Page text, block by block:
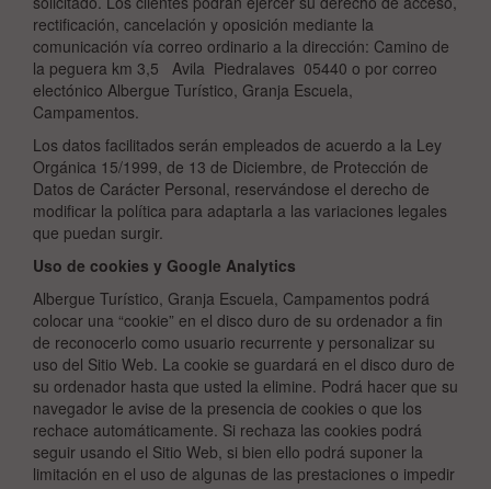
rectificación, cancelación y oposición mediante la
comunicación vía correo ordinario a la dirección: Camino de
la peguera km 3,5 Avila Piedralaves 05440 o por correo
electónico Albergue Turístico, Granja Escuela,
Campamentos.
Los datos facilitados serán empleados de acuerdo a la Ley
Orgánica 15/1999, de 13 de Diciembre, de Protección de
Datos de Carácter Personal, reservándose el derecho de
modificar la política para adaptarla a las variaciones legales
que puedan surgir.
Uso de cookies y Google Analytics
Albergue Turístico, Granja Escuela, Campamentos podrá
colocar una “cookie” en el disco duro de su ordenador a fin
de reconocerlo como usuario recurrente y personalizar su
uso del Sitio Web. La cookie se guardará en el disco duro de
su ordenador hasta que usted la elimine. Podrá hacer que su
navegador le avise de la presencia de cookies o que los
rechace automáticamente. Si rechaza las cookies podrá
seguir usando el Sitio Web, si bien ello podrá suponer la
limitación en el uso de algunas de las prestaciones o impedir